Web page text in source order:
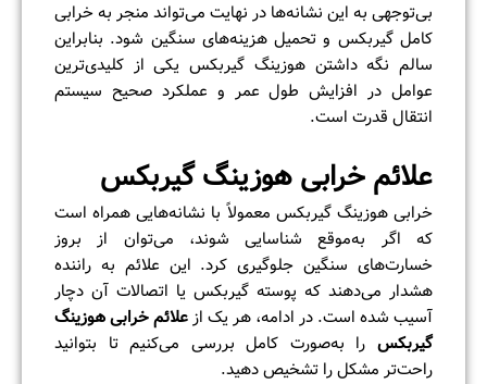
بی‌توجهی به این نشانه‌ها در نهایت می‌تواند منجر به خرابی
کامل گیربکس و تحمیل هزینه‌های سنگین شود. بنابراین
سالم نگه داشتن هوزینگ گیربکس یکی از کلیدی‌ترین
عوامل در افزایش طول عمر و عملکرد صحیح سیستم
انتقال قدرت است.
علائم خرابی هوزینگ گیربکس
خرابی هوزینگ گیربکس معمولاً با نشانه‌هایی همراه است
که اگر به‌موقع شناسایی شوند، می‌توان از بروز
خسارت‌های سنگین جلوگیری کرد. این علائم به راننده
هشدار می‌دهند که پوسته گیربکس یا اتصالات آن دچار
آسیب شده است. در ادامه، هر یک ازعلائم خرابی هوزینگ
گیربکس را به‌صورت کامل بررسی می‌کنیم تا بتوانید
راحت‌تر مشکل را تشخیص دهید.